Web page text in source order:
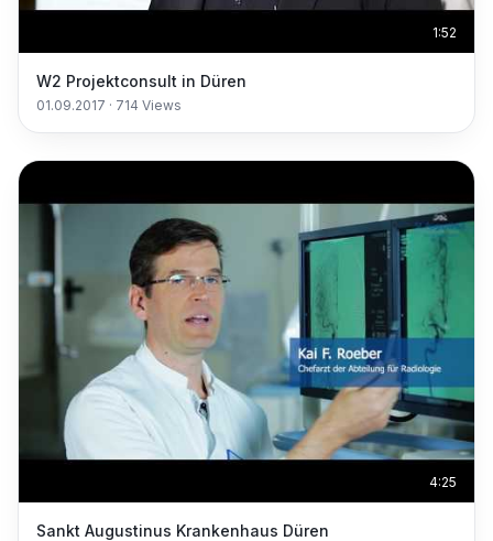
1:52
W2 Projektconsult in Düren
01.09.2017 · 714 Views
4:25
Sankt Augustinus Krankenhaus Düren